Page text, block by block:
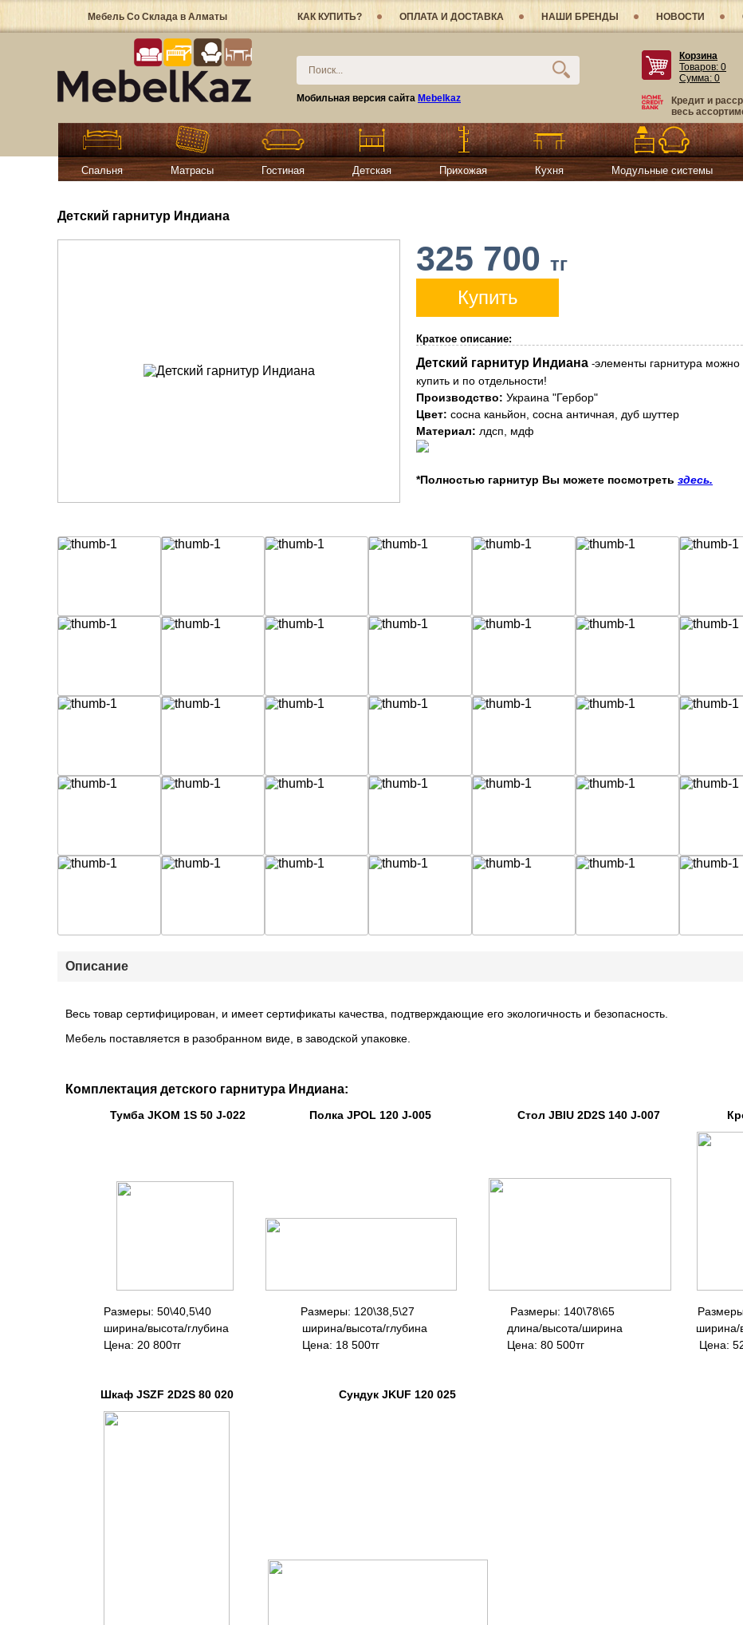
Мебель Со Склада в Алматы КАК КУПИТЬ? ОПЛАТА И ДОСТАВКА НАШИ БРЕНДЫ НОВОСТИ
Корзина
Товаров: 0
Сумма: 0
Кредит и
весь
Мобильная версия сайта Mebelkaz
Спальня Матрасы Гостиная Детская Прихожая Кухня Модульные системы
Детский гарнитур Индиана
325 700 тг
Купить
Краткое описание:
Детский гарнитур Индиана -элементы гарнитура можно
купить и по отдельности!
Производство: Украина "Гербор"
Цвет: сосна каньйон, сосна античная, дуб шуттер
Материал: лдсп, мдф
*Полностью гарнитур Вы можете посмотреть здесь.
Описание
Весь товар сертифицирован, и имеет сертификаты качества, подтверждающие его экологичность и безопасность.
Мебель поставляется в разобранном виде, в заводской упаковке.
Комплектация детского гарнитура Индиана:
Тумба JKOM 1S 50 J-022 Полка JPOL 120 J-005 Стол JBIU 2D2S 140 J-007
Размеры: 50\40,5\40 Размеры: 120\38,5\27 Размеры: 140\78\65 Размеры:
ширина/высота/глубина ширина/высота/глубина длина/высота/ширина ширина/
Цена: 20 800тг Цена: 18 500тг Цена: 80 500тг Цена: 52
Шкаф JSZF 2D2S 80 020 Сундук JKUF 120 025